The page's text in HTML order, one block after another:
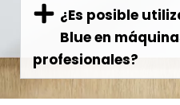
¿Es posible
Blue en
profesionales?